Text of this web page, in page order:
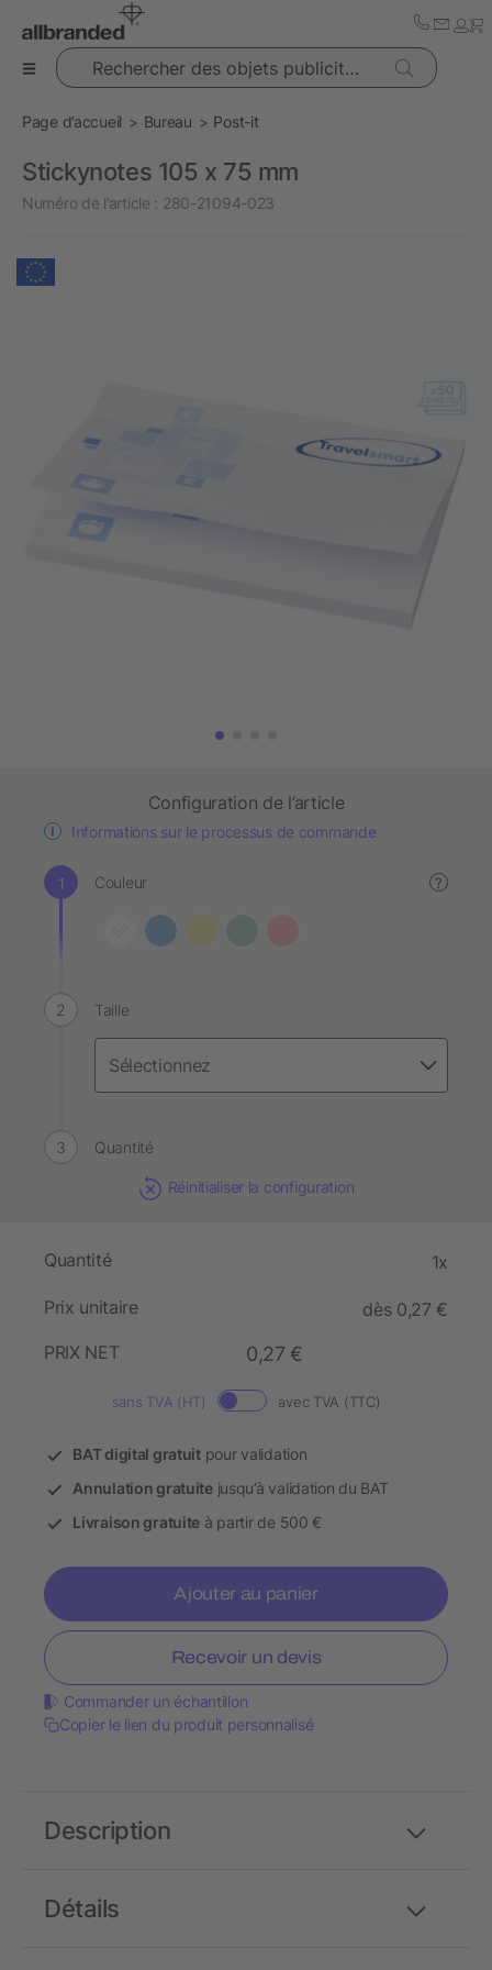
Rechercher des objets publicitaires
Page d’accueil Bureau Post-it
Stickynotes 105 x 75 mm
Numéro de l’article : 280-21094-023
Configuration de l’article
Informations sur le processus de commande
Couleur ?
Taille
Quantité
Réinitialiser la configuration
Quantité 1x
Prix unitaire
dès 0,27 €
PRIX NET
0,27 €
sans TVA (HT) avec TVA (TTC)
BAT digital gratuitpour validation
Annulation gratuitejusqu’à validation du BAT
Livraison gratuite à partir de 500 €
Ajouter au panier
Recevoir un devis
Commander un échantillon
Copier le lien du produit personnalisé
Détails
Description